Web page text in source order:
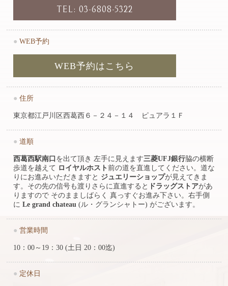
TEL: 03-6808-5322
● WEB予約
WEB予約はこちら
● 住所
東京都江戸川区西葛西６－２４－１４ ピュアラ１Ｆ
● 道順
西葛西駅南口 を出て頂き 左手に見えます三菱UFJ銀行脇の横断
歩道を越えて ロイヤルホスト 前の道を直進してください。道な
りにお進みいただきますと ジュエリーショップが見えてきま
す。その先の信号も渡りさらに直進すると ドラッグストアがあ
りますので そのまましばらく 真っすぐお進み下さい。右手側
に Le grand chateau (ル・グランシャトー) がございます。
● 営業時間
10：00～19：30 (土日 20：00迄)
● 定休日